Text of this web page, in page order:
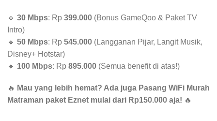
🔹 30 Mbps: Rp 399.000 (Bonus GameQoo & Paket TV
Intro)
🔹 50 Mbps: Rp 545.000 (Langganan Pijar, Langit Musik,
Disney+ Hotstar)
🔹 100 Mbps: Rp 895.000 (Semua benefit di atas!)
🔥 Mau yang lebih hemat? Ada juga Pasang WiFi Murah
Matraman paket Eznet mulai dari Rp150.000 aja! 🔥